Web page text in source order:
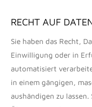
RECHT AUF
Sie haben das Recht,
Einwilligung oder in
automatisiert
in einem gängigen,
aushändigen zu